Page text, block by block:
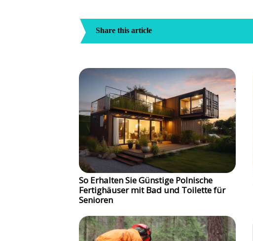
Share this article
So Erhalten Sie Günstige Polnische
Fertighäuser mit Bad und Toilette für
Senioren